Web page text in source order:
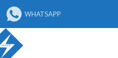
WHATSAPP